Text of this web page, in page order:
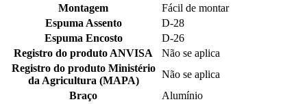
Montagem
Fácil de montar
Espuma Assento
D-28
Espuma Encosto
D-26
Registro do produto ANVISA
Não se aplica
Registro do produto Ministério
da Agricultura (MAPA)
Não se aplica
Braço
Alumínio